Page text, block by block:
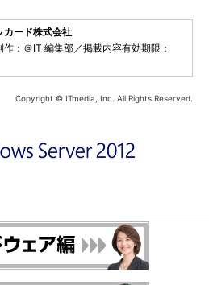
カード株式会社
：＠IT 編集部／掲載内容有効期限：
Copyright © ITmedia, Inc. All Rights Reserved.